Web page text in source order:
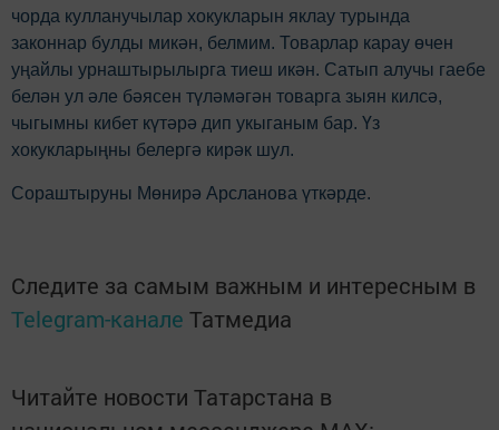
чорда кулланучылар хокукларын яклау турында
законнар булды микән, белмим. Товарлар карау өчен
уңайлы урнаштырылырга тиеш икән. Сатып алучы гаебе
белән ул әле бәясен түләмәгән товарга зыян килсә,
чыгымны кибет күтәрә дип укыганым бар. Үз
хокукларыңны белергә кирәк шул.
Сораштыруны Мөнирә Арсланова үткәрде.
Следите за самым важным и интересным в
Telegram-канале Татмедиа
Читайте новости Татарстана в